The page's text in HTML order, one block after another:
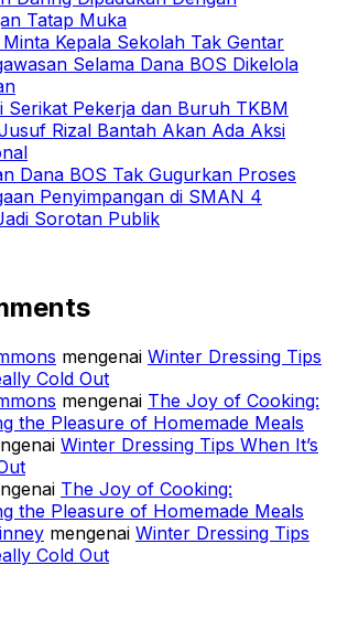
Tatap Muka
Kepala Sekolah Tak Gentar
Selama Dana BOS Dikelola
Serikat Pekerja dan Buruh TKBM
Rizal Bantah Akan Ada Aksi
Dana BOS Tak Gugurkan Proses
Penyimpangan di SMAN 4
Sorotan Publik
mengenai Winter Dressing Tips
Cold Out
mengenai The Joy of Cooking:
the Pleasure of Homemade Meals
Winter Dressing Tips When It’s
The Joy of Cooking:
the Pleasure of Homemade Meals
mengenai Winter Dressing Tips
Cold Out